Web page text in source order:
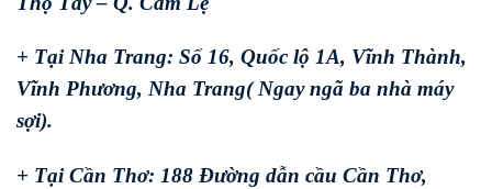
+ Tại Nha Trang: Số 16, Quốc lộ 1A, Vĩnh Thành,
Vĩnh Phương, Nha Trang( Ngay ngã ba nhà máy
sợi).
+ Tại Cần Thơ: 188 Đường dẫn cầu Cần Thơ,